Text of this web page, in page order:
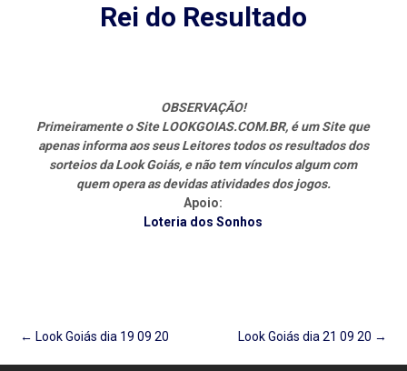
Rei do Resultado
OBSERVAÇÃO!
Primeiramente o Site LOOKGOIAS.COM.BR, é um Site que
apenas informa aos seus Leitores todos os resultados dos
sorteios da Look Goiás, e não tem vínculos algum com
quem opera as devidas atividades dos jogos.
Apoio:
Loteria dos Sonhos
Post
← Look Goiás dia 19 09 20 Look Goiás dia 21 09 20 →